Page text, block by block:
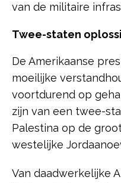
van de militaire
Twee-staten
De Amerikaanse
moeilijke
voortdurend op
zijn van een twee-
Palestina op de
westelijke
Van daadwerkelijke